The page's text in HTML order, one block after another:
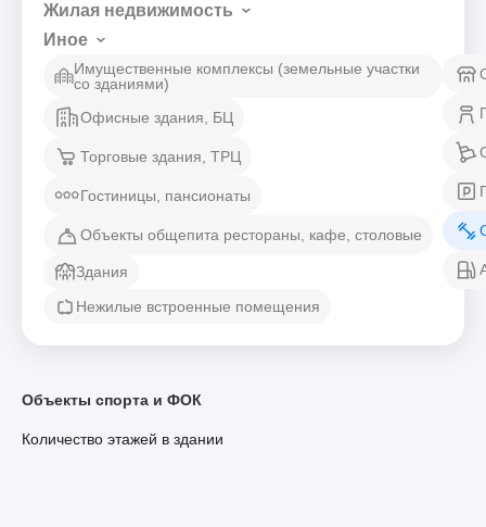
Жилая недвижимость
Иное
Имущественные комплексы (земельные участки
со зданиями)
Офисные здания, БЦ
Торговые здания, ТРЦ
Гостиницы, пансионаты
Объекты общепита рестораны, кафе, столовые
Здания
Нежилые встроенные помещения
Объекты спорта и ФОК
Количество этажей в здании